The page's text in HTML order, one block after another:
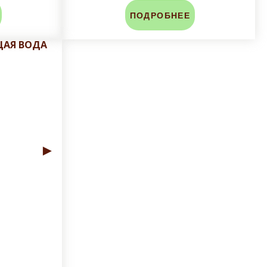
ПОДРОБНЕЕ
ВОДА
►